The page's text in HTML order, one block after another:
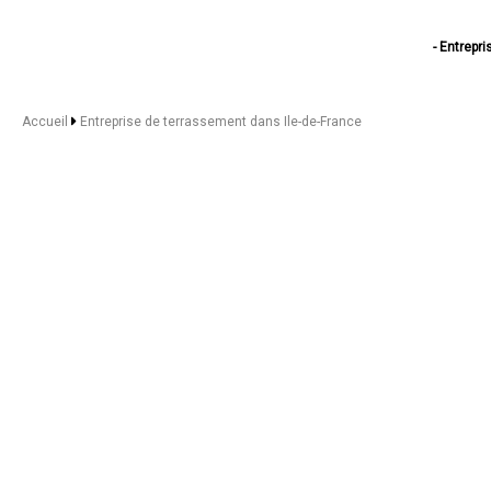
-
- Entreprise de
Accueil Entreprise de terrassement dans Ile-de-France